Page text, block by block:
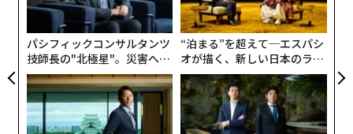
パシフィックコンサルタンツ
技師長の"北極星"。災害への
無力感を乗り越え見つけた、
防災一筋20年の答え
“泊まる”を超えて─エスパシ
オが描く、新しい日本のラグ
ジュアリー（中編）